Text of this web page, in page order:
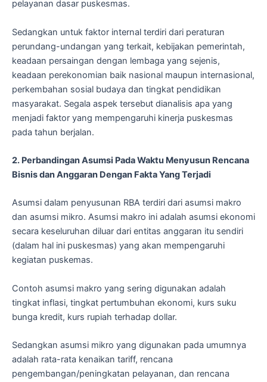
pelayanan dasar puskesmas.
Sedangkan untuk faktor internal terdiri dari peraturan
perundang-undangan yang terkait, kebijakan pemerintah,
keadaan persaingan dengan lembaga yang sejenis,
keadaan perekonomian baik nasional maupun internasional,
perkembahan sosial budaya dan tingkat pendidikan
masyarakat. Segala aspek tersebut dianalisis apa yang
menjadi faktor yang mempengaruhi kinerja puskesmas
pada tahun berjalan.
2. Perbandingan Asumsi Pada Waktu Menyusun Rencana
Bisnis dan Anggaran Dengan Fakta Yang Terjadi
Asumsi dalam penyusunan RBA terdiri dari asumsi makro
dan asumsi mikro. Asumsi makro ini adalah asumsi ekonomi
secara keseluruhan diluar dari entitas anggaran itu sendiri
(dalam hal ini puskesmas) yang akan mempengaruhi
kegiatan puskemas.
Contoh asumsi makro yang sering digunakan adalah
tingkat inflasi, tingkat pertumbuhan ekonomi, kurs suku
bunga kredit, kurs rupiah terhadap dollar.
Sedangkan asumsi mikro yang digunakan pada umumnya
adalah rata-rata kenaikan tariff, rencana
pengembangan/peningkatan pelayanan, dan rencana